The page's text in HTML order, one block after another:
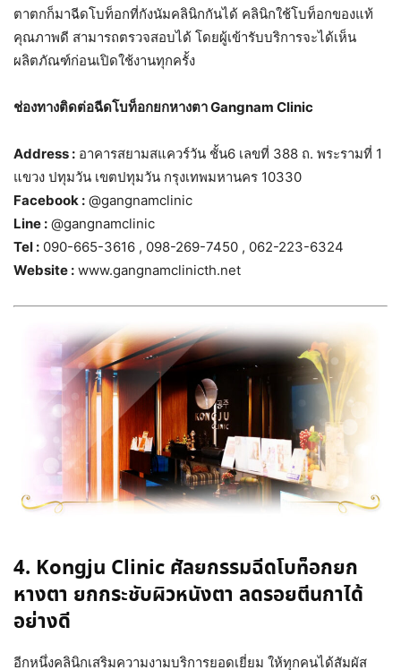
ตาตกก็มาฉีดโบท็อกที่กังนัมคลินิกกันได้ คลินิกใช้โบท็อกของแท้
คุณภาพดี สามารถตรวจสอบได้ โดยผู้เข้ารับบริการจะได้เห็น
ผลิตภัณฑ์ก่อนเปิดใช้งานทุกครั้ง
ช่องทางติดต่อฉีดโบท็อกยกหางตา Gangnam Clinic
Address : อาคารสยามสแควร์วัน ชั้น6 เลขที่ 388 ถ. พระรามที่ 1
แขวง ปทุมวัน เขตปทุมวัน กรุงเทพมหานคร 10330
Facebook : @gangnamclinic
Line : @gangnamclinic
Tel : 090-665-3616 , 098-269-7450 , 062-223-6324
Website : www.gangnamclinicth.net
4. Kongju Clinic ศัลยกรรมฉีดโบท็อกยก
หางตา ยกกระชับผิวหนังตา ลดรอยตีนกาได้
อย่างดี
อีกหนึ่งคลินิกเสริมความงามบริการยอดเยี่ยม ให้ทุกคนได้สัมผัส